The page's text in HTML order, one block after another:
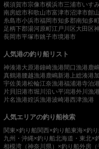
横須賀市宗像市横浜市三浦市いす
南房総市和歌山市富津市沼津市館
糸島市小浜市福岡市知多郡南知多
足柄下郡湯河原町江戸川区大田区
長岡市平塚市銚子市境港市
人気港の釣り船リスト
神湊港大原港鐘崎漁港間口漁港 鹿
真鶴港腰越漁港 鹿嶋新港 上総湊港
宇佐美港松輪江奈漁港福浦港寺泊港
片貝旧港市堀川沿い平潟港外川漁港
片名漁港姪浜漁港波崎港西津漁港
人気エリアの釣り船検索
関東×釣り船関西×釣り船東海×釣
九州・沖縄×釣り船北海道・東北×
相模湾（神奈川県）×釣り船外房（